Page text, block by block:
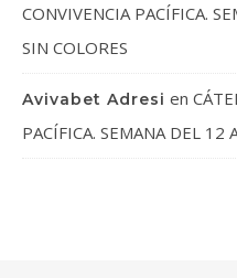
CONVIVENCIA PACÍFICA.
SIN COLORES
Avivabet Adresi en
PACÍFICA. SEMANA DEL 12